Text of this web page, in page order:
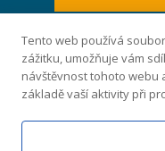
Tento web používá
zážitku, umožňuje vám
návštěvnost tohoto webu
základě vaší aktivity při